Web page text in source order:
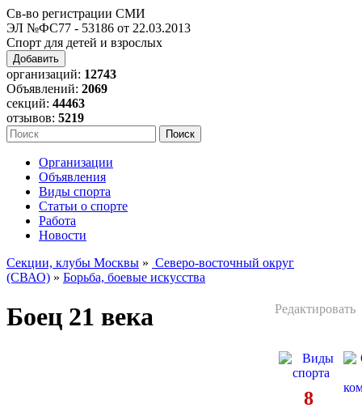
Св-во регистрации СМИ
ЭЛ №ФС77 - 53186 от 22.03.2013
Спорт для детей и взрослых
Добавить
организаций: 12743
Объявлений: 2069
секций: 44463
отзывов: 5219
Организации
Объявления
Виды спорта
Статьи о спорте
Работа
Новости
Секции, клубы Москвы » Северо-восточный округ
(СВАО) » Борьба, боевые искусства
Редактировать
Боец 21 века
8